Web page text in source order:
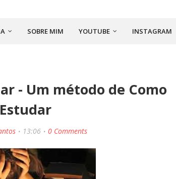
SOBRE MIM YOUTUBE INSTAGRAM
- Um método de Como
Estudar
13:06 0 Comments